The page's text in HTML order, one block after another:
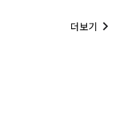
더보기